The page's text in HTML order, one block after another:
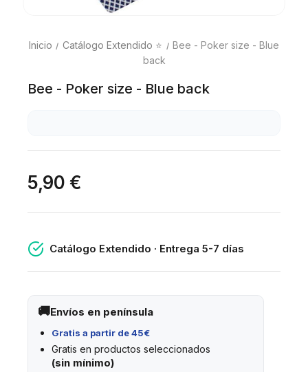
Inicio Catálogo Extendido ⭐
Bee - Poker size - Blue
back
Bee - Poker size - Blue back
5,90 €
Catálogo Extendido · Entrega 5-7 días
Envíos en península
Gratis a partir de 45€
Gratis en productos seleccionados
(sin mínimo)